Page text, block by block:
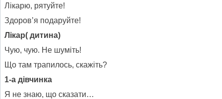
Лікарю, рятуйте!
Здоров’я подаруйте!
Лікар( дитина)
Чую, чую. Не шуміть!
Що там трапилось, скажіть?
1-а дівчинка
Я не знаю, що сказати…